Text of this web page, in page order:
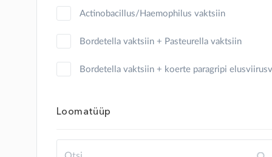
lammas
lind
Actinobacillus/Haemophilus vaktsiin
Bordetella vaktsiin + Pasteurella vaktsiin
Bordetella vaktsiin + koerte paragripi
Loomatüüp